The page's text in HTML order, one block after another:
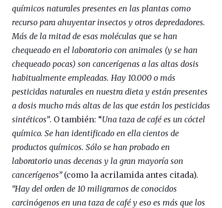
químicos naturales presentes en las plantas como
recurso para ahuyentar insectos y otros depredadores.
Más de la mitad de esas moléculas que se han
chequeado en el laboratorio con animales (y se han
chequeado pocas) son cancerígenas a las altas dosis
habitualmente empleadas. Hay 10.000 o más
pesticidas naturales en nuestra dieta y están presentes
a dosis mucho más altas de las que están los pesticidas
sintéticos”. O también: “Una taza de café es un cóctel
químico. Se han identificado en ella cientos de
productos químicos. Sólo se han probado en
laboratorio unas decenas y la gran mayoría son
cancerígenos”(como la acrilamida antes citada).
“Hay del orden de 10 miligramos de conocidos
carcinógenos en una taza de café y eso es más que los